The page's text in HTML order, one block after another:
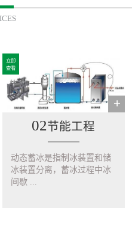
立即
查看
02节能工程
动态蓄冰是指制冰装置和储
冰装置分离，蓄冰过程中冰
间歇 ...